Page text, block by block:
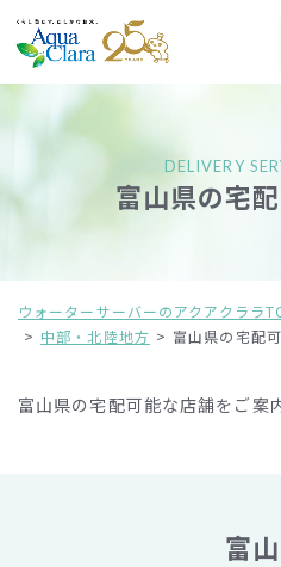
DELIVERY
富山県の宅
ウォーターサーバーのアクアクララ
中部・北陸地方
富山県の宅配
富山県の宅配可能な店舗をご案
富